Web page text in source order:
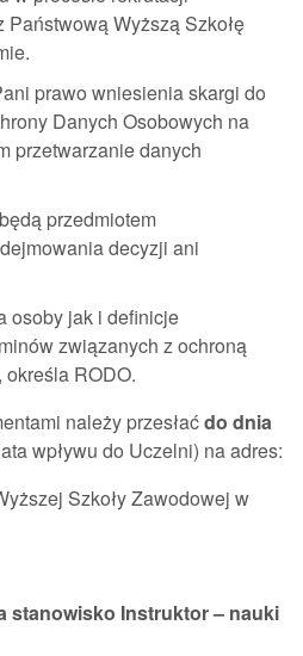
Państwową Wyższą Szkołę
prawo wniesienia skargi do
Danych Osobowych na
przetwarzanie danych
przedmiotem
decyzji ani
osoby jak i definicje
związanych z ochroną
RODO.
należy przesłaćdo dnia
wpływu do Uczelni) na adres:
Szkoły Zawodowej w
stanowisko Instruktor – nauki